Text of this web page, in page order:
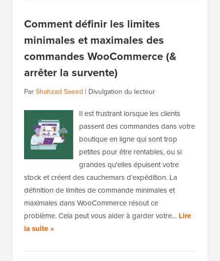
Comment définir les limites
minimales et maximales des
commandes WooCommerce (&
arrêter la survente)
ParShahzad Saeed | Divulgation du lecteur
Il est frustrant lorsque les clients
passent des commandes dans votre
boutique en ligne qui sont trop
petites pour être rentables, ou si
grandes qu'elles épuisent votre
stock et créent des cauchemars d'expédition. La
définition de limites de commande minimales et
maximales dans WooCommerce résout ce
problème. Cela peut vous aider à garder votre… Lire
la suite »